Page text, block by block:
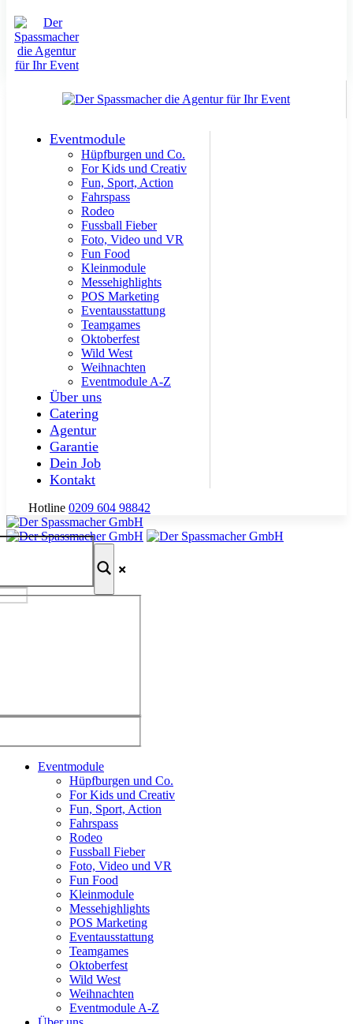
Eventmodule
Hüpfburgen und Co.
For Kids und Creativ
Fun, Sport, Action
Fahrspass
Rodeo
Fussball Fieber
Foto, Video und VR
Fun Food
Kleinmodule
Messehighlights
POS Marketing
Eventausstattung
Teamgames
Oktoberfest
Wild West
Weihnachten
Eventmodule A-Z
Über uns
Catering
Agentur
Garantie
Dein Job
Kontakt
Hotline 0209 604 98842
Eventmodule
Hüpfburgen und Co.
For Kids und Creativ
Fun, Sport, Action
Fahrspass
Rodeo
Fussball Fieber
Foto, Video und VR
Fun Food
Kleinmodule
Messehighlights
POS Marketing
Eventausstattung
Teamgames
Oktoberfest
Wild West
Weihnachten
Eventmodule A-Z